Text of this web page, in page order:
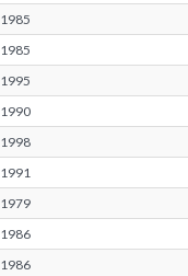
1985
1985
1995
1990
1998
1991
1979
1986
1986